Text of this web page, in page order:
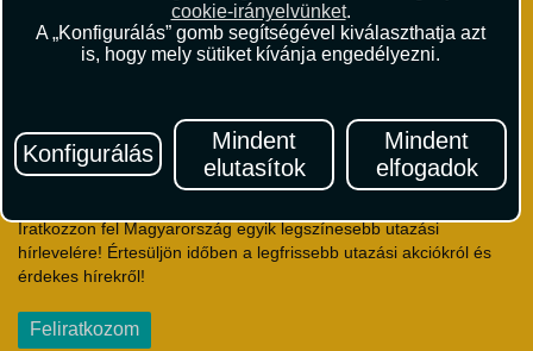
cookie-irányelvünket.
A „Konfigurálás” gomb segítségével kiválaszthatja azt
is, hogy mely sütiket kívánja engedélyezni.
Konfigurálás
Mindent
elutasítok
Mindent
elfogadok
Útlemondás-biztosítás Szerződési Feltételek
Utasbiztosítás Szerződési Feltételek
Hírlevél
Iratkozzon fel Magyarország egyik legszínesebb utazási
hírlevelére! Értesüljön időben a legfrissebb utazási akciókról és
érdekes hírekről!
Feliratkozom